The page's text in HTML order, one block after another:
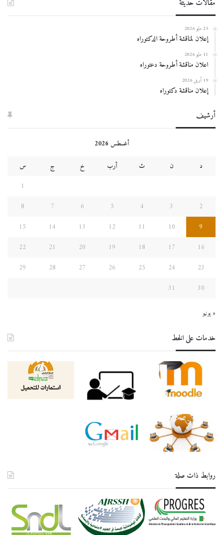
مقالات حديثة
25 مايو 2026
إعلان لمناقشة أطروحة الدكتوراه
11 مايو 2026
اعلان مناقشة أطروحة دعتوراه
19 أبريل 2026
إعلان مناقشة دكتوراه
أرشيف
أغسطس 2026
د
ن ث أرب خ ج
س
1
2
3
4
5
6
7
8
9
10
11
12
13
14
15
16
17
18
19
20
21
22
23
24
25
26
27
28
29
30
31
« يونيو
خدمات على الخط
روابط ذات صلة